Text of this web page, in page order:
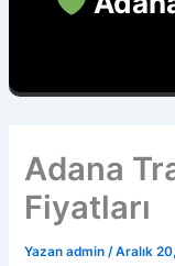
Adana
Fiyatları
Yazan admin/Aralık